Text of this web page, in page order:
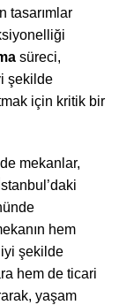
tasarımlar
süreci,
şekilde
için kritik bir
mekanlar,
hem
şekilde
hem de ticari
yaşam